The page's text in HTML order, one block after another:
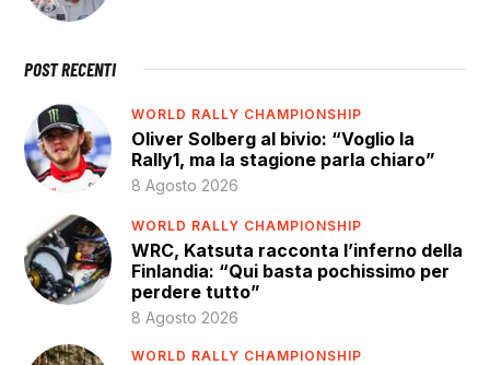
POST RECENTI
WORLD RALLY CHAMPIONSHIP
Oliver Solberg al bivio: “Voglio la
Rally1, ma la stagione parla chiaro”
8 Agosto 2026
WORLD RALLY CHAMPIONSHIP
WRC, Katsuta racconta l’inferno della
Finlandia: “Qui basta pochissimo per
perdere tutto”
8 Agosto 2026
WORLD RALLY CHAMPIONSHIP